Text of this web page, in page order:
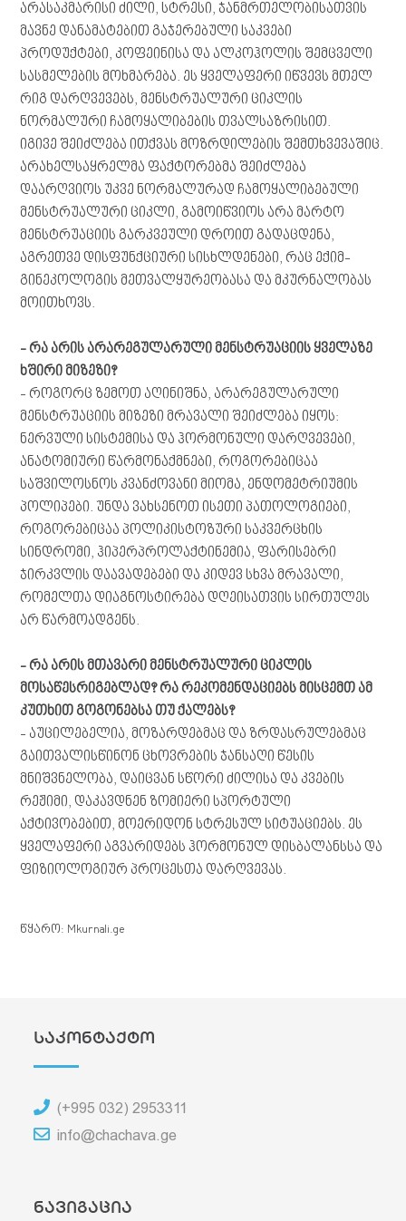
არასაკმარისი ძილი, სტრესი, ჯანმრთელობისათვის
მავნე დანამატებით გაჯერებული საკვები
პროდუქტები, კოფეინისა და ალკოჰოლის შემცველი
სასმელების მოხმარება. ეს ყველაფერი იწვევს მთელ
რიგ დარღვევებს, მენსტრუალური ციკლის
ნორმალური ჩამოყალიბების თვალსაზრისით.
იგივე შეიძლება ითქვას მოზრდილების შემთხვევაშიც.
არახელსაყრელმა ფაქტორებმა შეიძლება
დაარღვიოს უკვე ნორმალურად ჩამოყალიბებული
მენსტრუალური ციკლი, გამოიწვიოს არა მარტო
მენსტრუაციის გარკვეული დროით გადაცდენა,
აგრეთვე დისფუნქციური სისხლდენები, რაც ექიმ-
გინეკოლოგის მეთვალყურეობასა და მკურნალობას
მოითხოვს.
- რა არის არარეგულარული მენსტრუაციის ყველაზე
ხშირი მიზეზი?
- როგორც ზემოთ აღინიშნა, არარეგულარული
მენსტრუაციის მიზეზი მრავალი შეიძლება იყოს:
ნერვული სისტემისა და ჰორმონული დარღვევები,
ანატომიური წარმონაქმნები, როგორებიცაა
საშვილოსნოს კვანძოვანი მიომა, ენდომეტრიუმის
პოლიპები. უნდა ვახსენოთ ისეთი პათოლოგიები,
როგორებიცაა პოლიკისტოზური საკვერცხის
სინდრომი, ჰიპერპროლაქტინემია, ფარისებრი
ჯირკვლის დაავადებები და კიდევ სხვა მრავალი,
რომელთა დიაგნოსტირება დღეისათვის სირთულეს
არ წარმოადგენს.
- რა არის მთავარი მენსტრუალური ციკლის
მოსაწესრიგებლად? რა რეკომენდაციებს მისცემთ ამ
კუთხით გოგონებსა თუ ქალებს?
- აუცილებელია, მოზარდებმაც და ზრდასრულებმაც
გაითვალისწინონ ცხოვრების ჯანსაღი წესის
მნიშვნელობა, დაიცვან სწორი ძილისა და კვების
რეჟიმი, დაკავდნენ ზომიერი სპორტული
აქტივობებით, მოერიდონ სტრესულ სიტუაციებს. ეს
ყველაფერი აგვარიდებს ჰორმონულ დისბალანსსა და
ფიზიოლოგიურ პროცესთა დარღვევას.
წყარო: Mkurnali.ge
საკონტაქტო
(+995 032) 2953311
info@chachava.ge
ნავიგაცია